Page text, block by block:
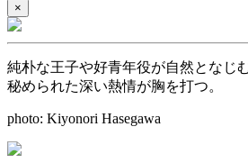
×
純朴な王子や好青年役が自然となじ
秘められた深い熱情が胸を打つ。
photo: Kiyonori Hasegawa